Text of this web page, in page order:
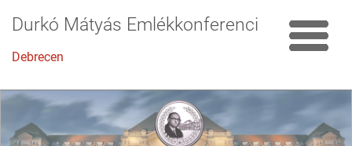
Durkó Mátyás Emlékkonferencia
Debrecen